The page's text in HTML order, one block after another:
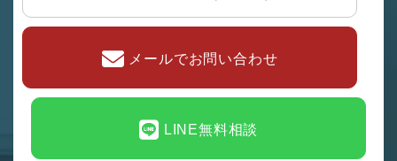
メールでお問い合わせ
LINE無料相談